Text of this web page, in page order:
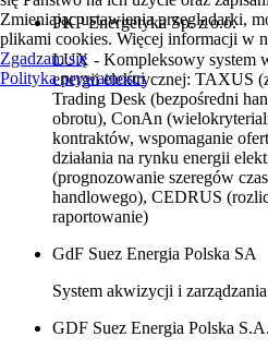
PKP Energetyka Sp. z o.o.
LUX - Kompleksowy system
energii elektrycznej: TAXUS
Trading Desk (bezpośredni
obrotu), ConAn
kontraktów, wspomaganie
działania na rynku energii
(prognozowanie szeregów
handlowego), CEDRUS
raportowanie)
GdF Suez Energia Polska SA
System akwizycji i
GDF Suez Energia Polska S.A.
Zmieniając ustawienia przeglądarki,
plikami cookies. Więcej informacji w
Zgadzam się
Polityka prywatności